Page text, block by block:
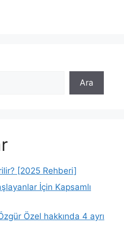
Ara
[2025 Rehberi]
İçin Kapsamlı
Özel hakkında 4 ayrı